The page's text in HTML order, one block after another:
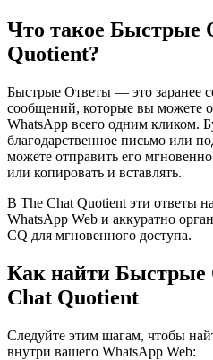
Что такое Быстрые
Quotient?
Быстрые Ответы — это заранее
сообщений, которые вы можете
WhatsApp всего одним кликом.
благодарственное письмо или
можете отправить его
или копировать и вставлять.
В The Chat Quotient эти ответы
WhatsApp Web и аккуратно
CQ для мгновенного доступа.
Как найти Быстрые
Chat Quotient
Следуйте этим шагам, чтобы
внутри вашего WhatsApp Web: